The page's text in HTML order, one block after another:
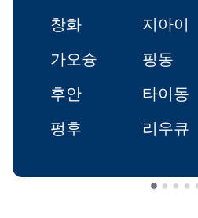
창화
지아이
가오슝
핑동
후안
타이동
펑후
리우큐